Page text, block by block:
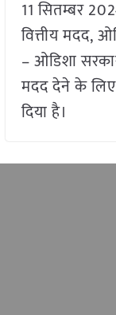
11 सितम्बर
वित्तीय मदद,
– ओडिशा
मदद देने के
दिया है।